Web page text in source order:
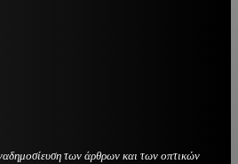
των άρθρων και των οπτικών